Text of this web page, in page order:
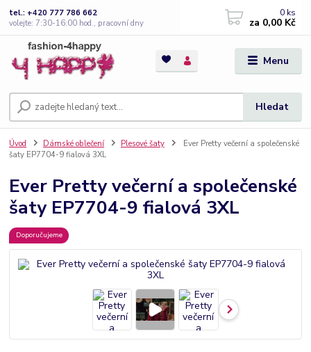
Menu
Hledat
tel.: +420 777 786 662
volejte: 7:30-16:00 hod., pracovní dny
0 ks
za 0,00 Kč
Úvod Dámské oblečení Plesové šaty
Ever Pretty večerní a společenské
šaty EP7704-9 fialová 3XL
Ever Pretty večerní a společenské
šaty EP7704-9 fialová 3XL
Doporučujeme